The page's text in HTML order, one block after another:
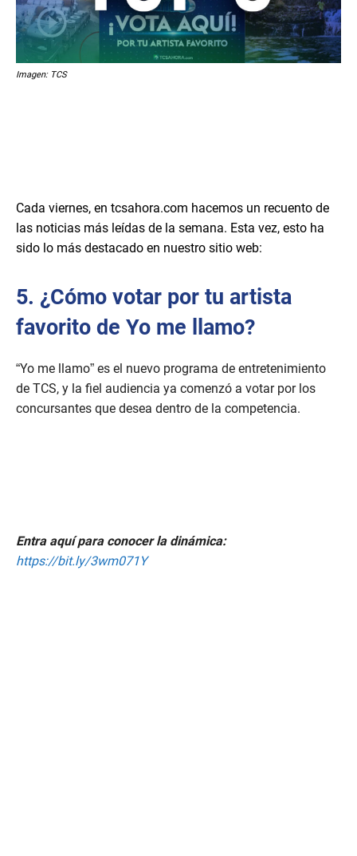
Imagen: TCS
Cada viernes, en tcsahora.com hacemos un recuento de
las noticias más leídas de la semana. Esta vez, esto ha
sido lo más destacado en nuestro sitio web:
5. ¿Cómo votar por tu artista
favorito de Yo me llamo?
“Yo me llamo” es el nuevo programa de entretenimiento
de TCS, y la fiel audiencia ya comenzó a votar por los
concursantes que desea dentro de la competencia.
Entra aquí para conocer la dinámica:
https://bit.ly/3wm071Y